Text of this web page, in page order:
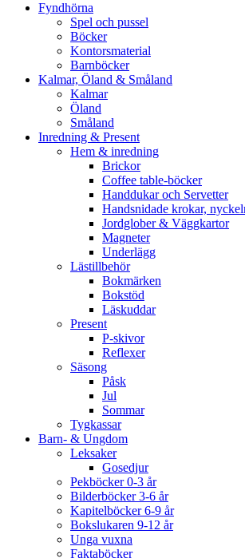
Fyndhörna
Spel och pussel
Böcker
Kontorsmaterial
Barnböcker
Kalmar, Öland & Småland
Kalmar
Öland
Småland
Inredning & Present
Hem & inredning
Brickor
Coffee table-böcker
Handdukar och Servetter
Handsnidade krokar,
Jordglober & Väggkartor
Magneter
Underlägg
Lästillbehör
Bokmärken
Bokstöd
Läskuddar
Present
P-skivor
Reflexer
Säsong
Påsk
Jul
Sommar
Tygkassar
Barn- & Ungdom
Leksaker
Gosedjur
Pekböcker 0-3 år
Bilderböcker 3-6 år
Kapitelböcker 6-9 år
Bokslukaren 9-12 år
Unga vuxna
Faktaböcker